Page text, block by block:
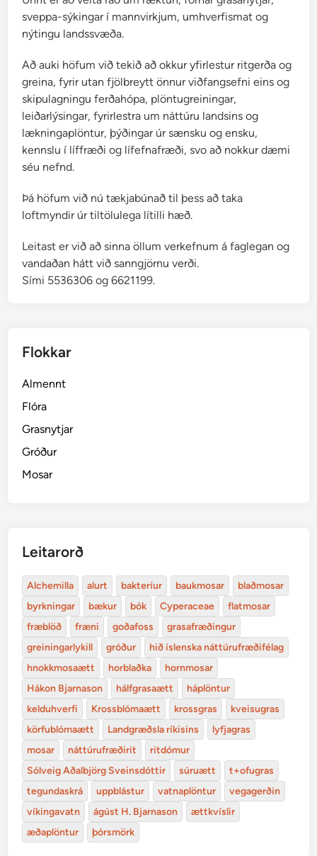
sveppa-sýkingar í mannvirkjum, umhverfismat og
nýtingu landssvæða.
Að auki höfum við tekið að okkur yfirlestur ritgerða og
greina, fyrir utan fjölbreytt önnur viðfangsefni eins og
skipulagningu ferðahópa, plöntugreiningar,
leiðarlýsingar, fyrirlestra um náttúru landsins og
lækningaplöntur, þýðingar úr sænsku og ensku,
kennslu í líffræði og lífefnafræði, svo að nokkur dæmi
séu nefnd.
Þá höfum við nú tækjabúnað til þess að taka
loftmyndir úr tiltölulega lítilli hæð.
Leitast er við að sinna öllum verkefnum á faglegan og
vandaðan hátt við sanngjörnu verði.
Sími 5536306 og 6621199.
Flokkar
Almennt
Flóra
Grasnytjar
Gróður
Mosar
Leitarorð
Alchemilla alurt bakteríur baukmosar
blaðmosar
byrkningar
bækur bók Cyperaceae
flatmosar
fræblöð
fræni goðafoss
grasafræðingur
greiningarlykill
gróður
hið íslenska náttúrufræðifélag
hnokkmosaætt
horblaðka
hornmosar
Hákon Bjarnason
hálfgrasaætt
háplöntur
kelduhverfi
Krossblómaætt krossgras
kveisugras
körfublómaætt
Landgræðsla ríkisins
lyfjagras
mosar
náttúrufræðirit
ritdómur
Sólveig Aðalbjörg Sveinsdóttir
súruætt
t+ofugras
tegundaskrá
uppblástur vatnaplöntur
vegagerðin
víkingavatn
ágúst H. Bjarnason
ættkvíslir
æðaplöntur
þórsmörk